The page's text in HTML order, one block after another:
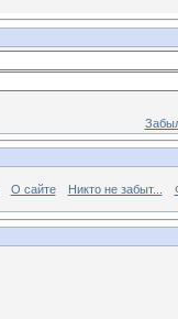
О сайте Никто не забыт...